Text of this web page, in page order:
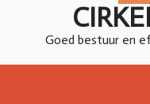
Goed bestuur en